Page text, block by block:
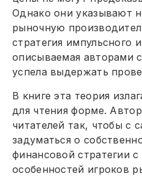
Однако они указывают
рыночную
стратегия импульсного
описываемая авторами
успела выдержать
В книге эта теория
для чтения форме.
читателей так, чтобы с
задуматься о
финансовой стратегии
особенностей игроков